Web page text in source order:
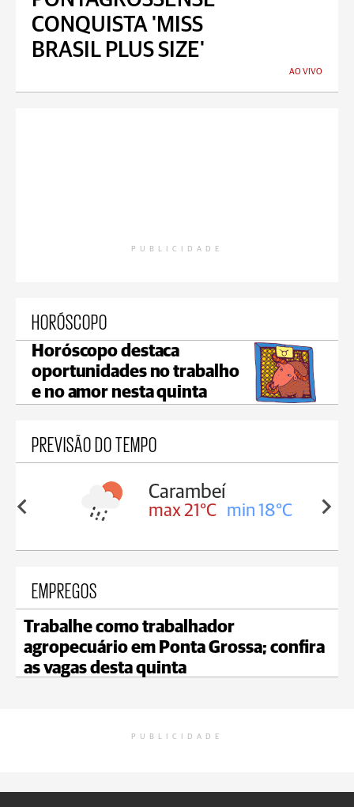
CONQUISTA 'MISS
BRASIL PLUS SIZE'
AO VIVO
PUBLICIDADE
HORÓSCOPO
Horóscopo destaca
oportunidades no trabalho
e no amor nesta quinta
PREVISÃO DO TEMPO
18°C
Carambeí
max 21°C min 18°C
EMPREGOS
Trabalhe como trabalhador
agropecuário em Ponta Grossa; confira
as vagas desta quinta
PUBLICIDADE